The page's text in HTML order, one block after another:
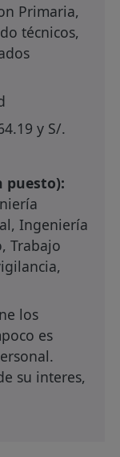
Primaria,
técnicos,
y S/.
puesto):
Ingeniería
Trabajo
los
es
su interes,